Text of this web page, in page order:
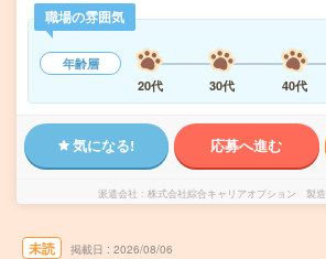
職場の雰囲気
年齢層
20代
30代 40代
気になる! 応募へ進む
派遣会社 株式会社綜合キャリアオプション 製造
未読 掲載日 2026/08/06